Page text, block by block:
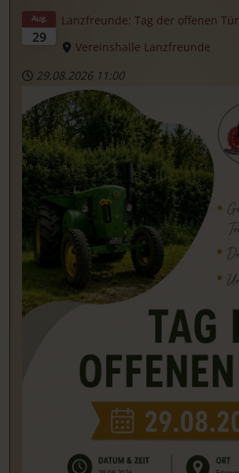
29
Aug.
Lanzfreunde: Tag der offenen Tür
Vereinshalle Lanzfreunde
29.08.2026 11:00